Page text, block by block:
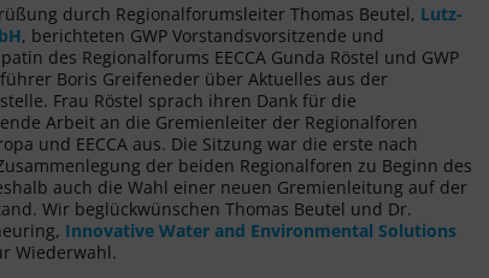
durch Regionalforumsleiter Thomas Beutel, Lutz-
, berichteten GWP Vorstandsvorsitzende und
des Regionalforums EECCA Gunda Röstel und GWP
Boris Greifeneder über Aktuelles aus der
Frau Röstel sprach ihren Dank für die
Arbeit an die Gremienleiter der Regionalforen
und EECCA aus. Die Sitzung war die erste nach
der beiden Regionalforen zu Beginn des
auch die Wahl einer neuen Gremienleitung auf der
Wir beglückwünschen Thomas Beutel und Dr.
Innovative Water and Environmental Solutions
Wiederwahl.